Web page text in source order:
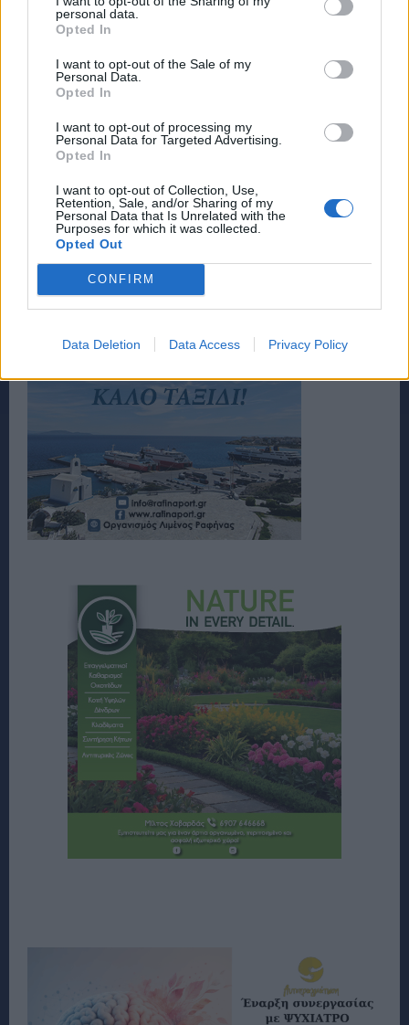
personal data.
Opted In
I want to opt-out of the Sale of my
Personal Data.
Opted In
I want to opt-out of processing my
Personal Data for Targeted Advertising.
Opted In
I want to opt-out of Collection, Use,
Retention, Sale, and/or Sharing of my
Personal Data that Is Unrelated with the
Purposes for which it was collected.
Opted Out
CONFIRM
Data Deletion Data Access Privacy Policy
ΚΑΛΑΜΑΡΆΚΙΑ ΚΟΚΑΙΝΗ ΚΟΝΤΕΪΝΕΡ ΠΕΙΡΑΙΆΣ